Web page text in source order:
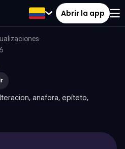
Abrir la app
·
anafora, epíteto,